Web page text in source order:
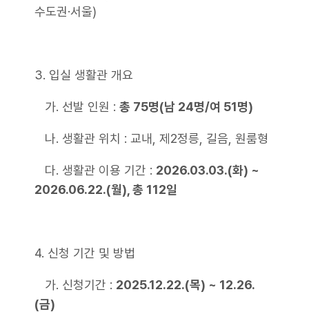
수도권·서울)
3. 입실 생활관 개요
가. 선발 인원 : 총 75명(남 24명/여 51명)
나. 생활관 위치 : 교내, 제2정릉, 길음, 원룸형
다. 생활관 이용 기간 : 2026.03.03.(화) ~
2026.06.22.(월), 총 112일
4. 신청 기간 및 방법
가. 신청기간 : 2025.12.22.(목) ~ 12.26.
(금)